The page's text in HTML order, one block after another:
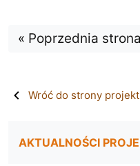
Strona:
« Poprzednia strona
Wróć do strony
AKTUALNOŚCI